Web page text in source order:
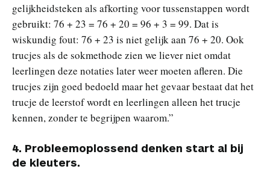
gelijkheidsteken als afkorting voor tussenstappen wordt
gebruikt: 76 + 23 = 76 + 20 = 96 + 3 = 99. Dat is
wiskundig fout: 76 + 23 is niet gelijk aan 76 + 20. Ook
trucjes als de sokmethode zien we liever niet omdat
leerlingen deze notaties later weer moeten afleren. Die
trucjes zijn goed bedoeld maar het gevaar bestaat dat het
trucje de leerstof wordt en leerlingen alleen het trucje
kennen, zonder te begrijpen waarom.”
4. Probleemoplossend denken start al bij
de kleuters.